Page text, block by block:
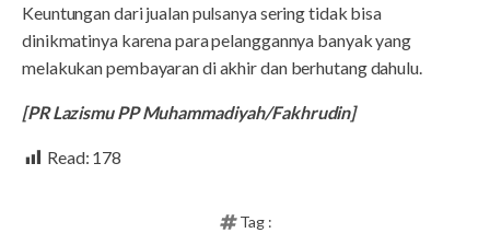
Keuntungan dari jualan pulsanya sering tidak bisa
dinikmatinya karena para pelanggannya banyak yang
melakukan pembayaran di akhir dan berhutang dahulu.
[PR Lazismu PP Muhammadiyah/Fakhrudin]
Read: 178
Tag :